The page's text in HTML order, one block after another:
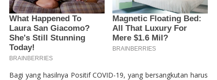
Bagi yang hasilnya Positif COVID-19, yang bersangkutan harus